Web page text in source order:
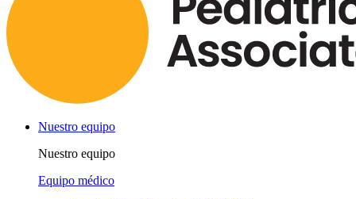
Nuestro equipo
Nuestro equipo
Equipo médico